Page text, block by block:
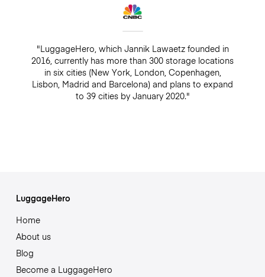
"LuggageHero, which Jannik Lawaetz founded in
2016, currently has more than 300 storage locations
in six cities (New York, London, Copenhagen,
Lisbon, Madrid and Barcelona) and plans to expand
to 39 cities by January 2020."
LuggageHero
Home
About us
Blog
Become a LuggageHero